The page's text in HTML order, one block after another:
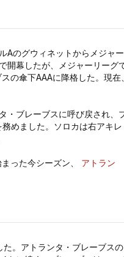
Aのグウィネットからメジャー
開幕したが、メジャーリーグ
の傘下AAAに降格した。現在、
・ブレーブスに呼び戻され、
めました。ソロカは右アキレ
った今シーズン、 アトラン
。アトランタ・ブレーブスの